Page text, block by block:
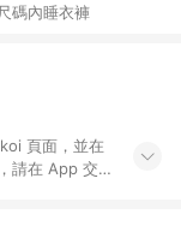
碼內睡衣褲
頁面，並在
請在 App 交